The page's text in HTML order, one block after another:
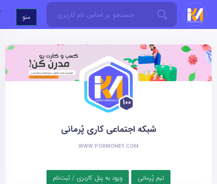
' منو
100
شبکه اجتماعی کاری پُرمانی
WWW.PORMONEY.COM
ورود به پنل کاربری / ثبت‌نام تیم پُرمانی